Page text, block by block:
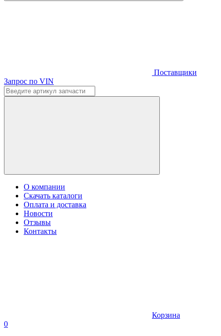
Поставщики
Запрос по VIN
О компании
Скачать каталоги
Оплата и доставка
Новости
Отзывы
Контакты
Корзина
0